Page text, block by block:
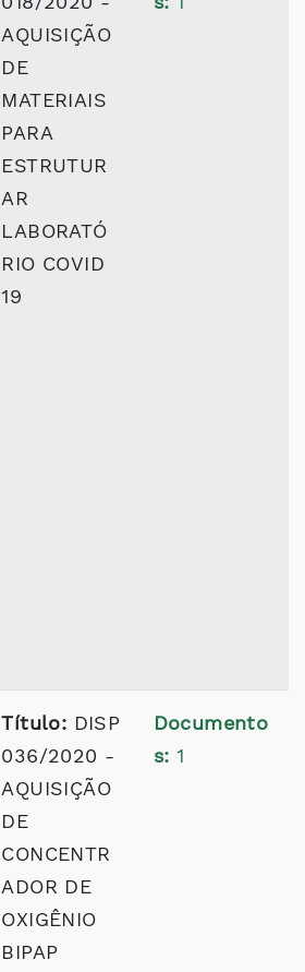
AQUISIÇÃO
DE
MATERIAIS
PARA
ESTRUTUR
AR
LABORATÓ
RIO COVID
19
Título: DISP
036/2020 -
AQUISIÇÃO
DE
CONCENTR
ADOR DE
OXIGÊNIO
BIPAP
Documento
s: 1